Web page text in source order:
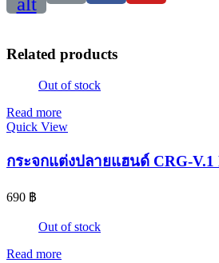
Related products
Out of stock
Read more
Quick View
กระจกแต่งปลายแฮนด์ CRG-
690 ฿
Out of stock
Read more